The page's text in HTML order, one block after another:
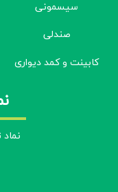
سیسمونی
صندلی
کابینت و کمد دیواری